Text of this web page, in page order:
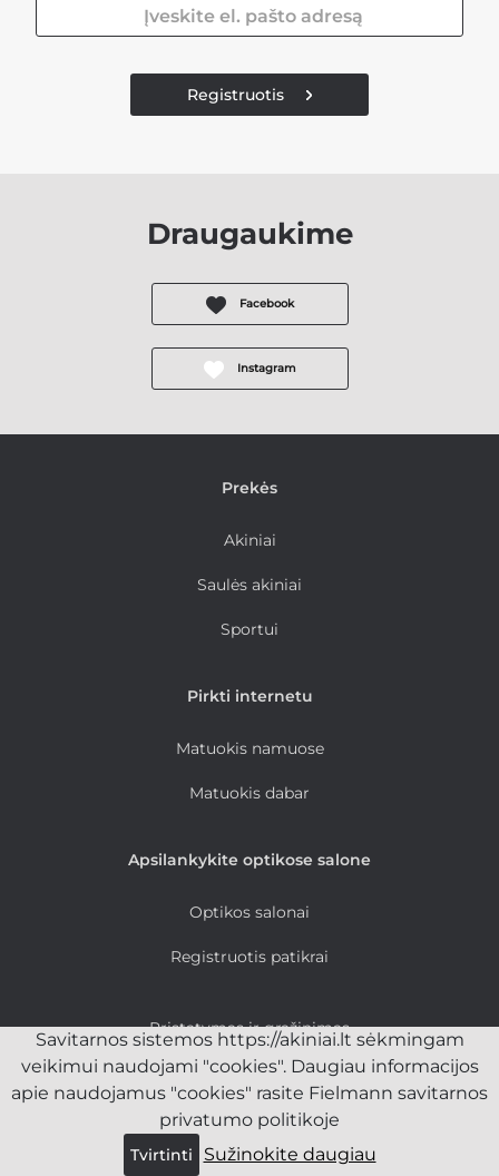
Registruotis
Draugaukime
Facebook
Instagram
Prekės
Akiniai
Saulės akiniai
Sportui
Pirkti internetu
Matuokis namuose
Matuokis dabar
Apsilankykite optikose salone
Optikos salonai
Registruotis patikrai
Pristatymas ir grąžinimas
Privatumo politika
Taisyklės ir sąlygos
www.fielmann.lt
Savitarnos sistemos https://akiniai.lt sėkmingam
veikimui naudojami "cookies". Daugiau informacijos
apie naudojamus "cookies" rasite Fielmann savitarnos
privatumo politikoje
Tvirtinti Sužinokite daugiau